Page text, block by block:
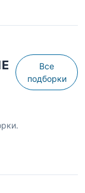
Все
подборки